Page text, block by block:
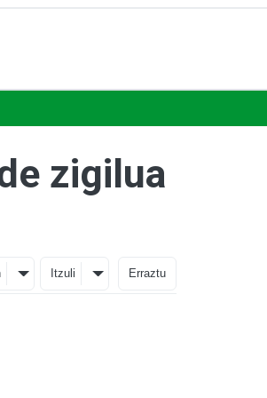
zigilua
Itzuli Erraztu